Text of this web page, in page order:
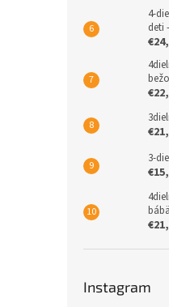
4-
deti
3-
Instagram